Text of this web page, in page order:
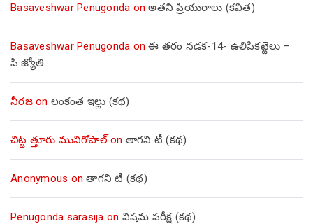
Basaveshwar Penugonda onఅతని ప్రియురాలు (కవిత)
Basaveshwar Penugonda onఈ తరం నడక-14- ఉలిపికట్టెలు –
పి.జ్యోతి
నీరజon లంకంత ఇల్లు (కథ)
చిట్ట త్తూరు మునిగోపాల్on తాగని టీ (కథ)
Anonymous onతాగని టీ (కథ)
Penugonda sarasija on విషమ పరీక్ష (క‌థ‌)